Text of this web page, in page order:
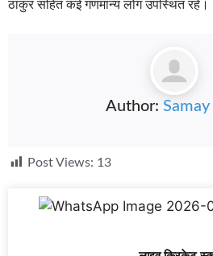
ठाकुर सहित कई गणमान्य लोग उपस्थित रहे।
Author:
Post Views: 13